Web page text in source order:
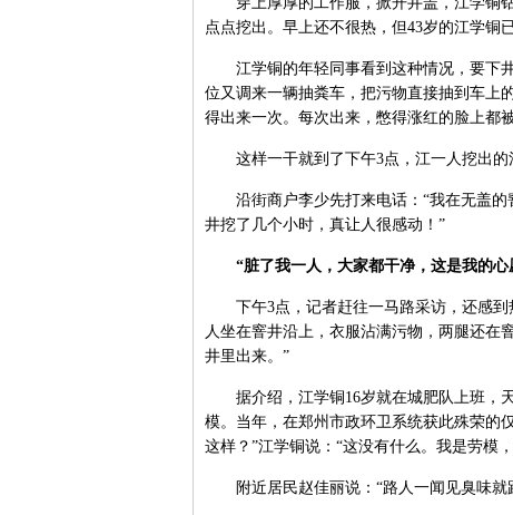
点点挖出。早上还不很热，但43岁的江学铜
江学铜的年轻同事看到这种情况，要下
位又调来一辆抽粪车，把污物直接抽到车上
得出来一次。每次出来，憋得涨红的脸上都
这样一干就到了下午3点，江一人挖出的
沿街商户李少先打来电话：“我在无盖的
井挖了几个小时，真让人很感动！”
“脏了我一人，大家都干净，这是我的心
下午3点，记者赶往一马路采访，还感到
人坐在窨井沿上，衣服沾满污物，两腿还在
井里出来。”
据介绍，江学铜16岁就在城肥队上班，天
模。当年，在郑州市政环卫系统获此殊荣的
这样？”江学铜说：“这没有什么。我是劳模
附近居民赵佳丽说：“路人一闻见臭味就